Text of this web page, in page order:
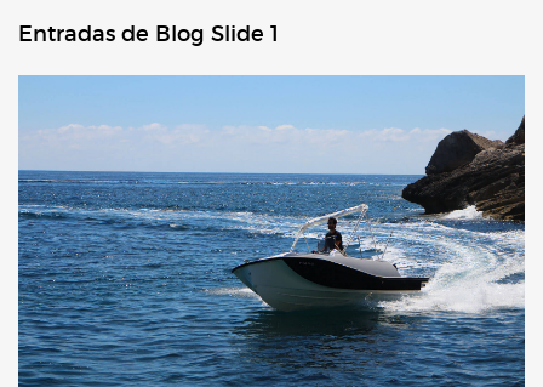
Entradas de Blog Slide 1